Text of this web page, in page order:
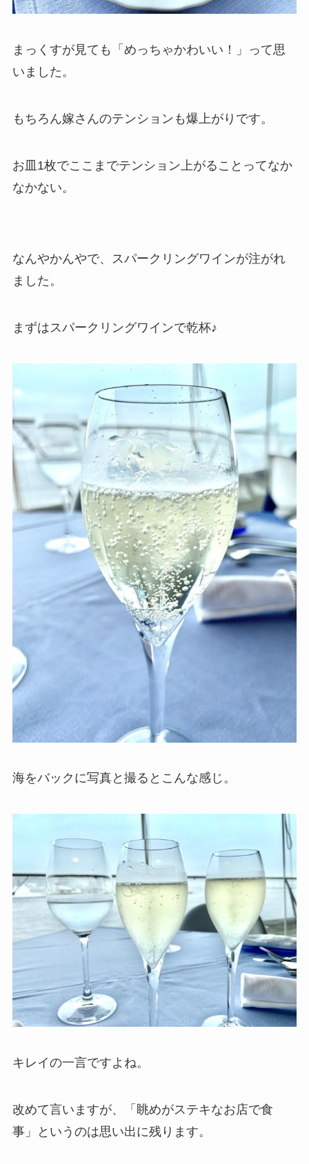
まっくすが見ても「めっちゃかわいい！」って思
いました。
もちろん嫁さんのテンションも爆上がりです。
お皿1枚でここまでテンション上がることってなか
なかない。
なんやかんやで、スパークリングワインが注がれ
ました。
まずはスパークリングワインで乾杯♪
海をバックに写真と撮るとこんな感じ。
キレイの一言ですよね。
改めて言いますが、「眺めがステキなお店で食
事」というのは思い出に残ります。